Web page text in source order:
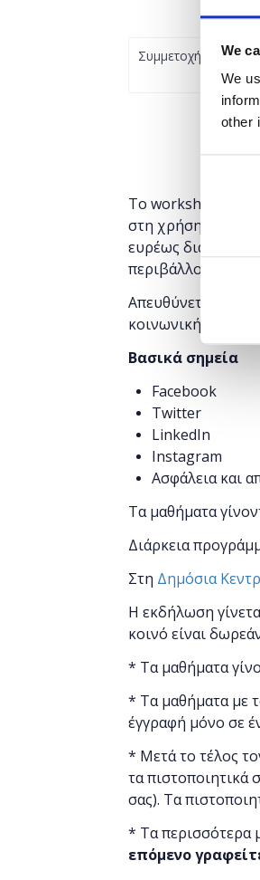
We
We
other
Συμμετοχή
Το workshop έχει
στη χρήση μέσων
ευρέως
περιβάλλον της
Απευθύνεται σε
κοινωνικής
Βασικά σημεία
Facebook
Twitter
LinkedIn
Instagram
Ασφάλεια και
Τα μαθήματα
Διάρκεια
Στη Δημόσια
Η εκδήλωση
κοινό είναι
* Τα μαθήματα
* Τα μαθήματα με
έγγραφή μόνο σε
* Μετά το τέλος
τα πιστοποιητικά
σας). Τα
* Τα περισσότερα
επόμενο